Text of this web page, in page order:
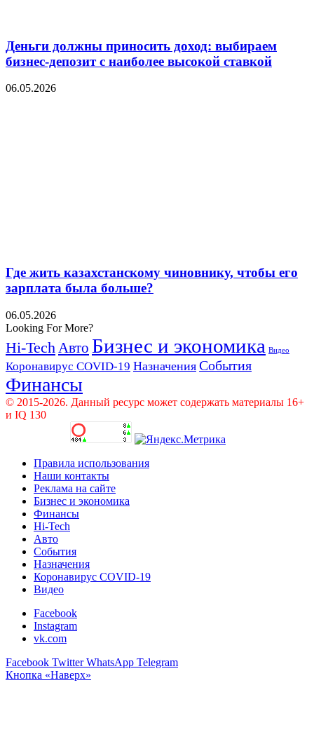
Деньги должны приносить доход: выбираем
бизнес-депозит с наиболее высокой ставкой
06.05.2026
Где жить казахстанскому чиновнику, чтобы его
зарплата была больше?
06.05.2026
Looking For More?
Hi-Tech Авто Бизнес и экономика Видео
Коронавирус COVID-19 Назначения События
Финансы
© 2015-2026. Данный ресурс может содержать материалы 16+
и IQ 130
Правила использования
Наши контакты
Реклама на сайте
Бизнес и экономика
Финансы
Hi-Tech
Авто
События
Назначения
Коронавирус COVID-19
Видео
Facebook
Instagram
vk.com
Facebook Twitter WhatsApp Telegram
Кнопка «Наверх»